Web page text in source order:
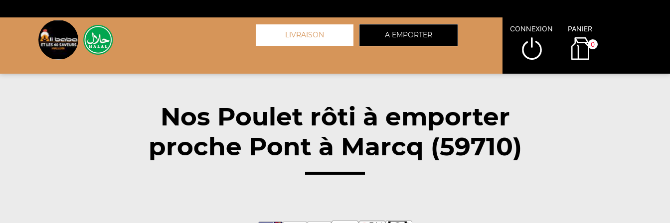
LIVRAISON A EMPORTER
CONNEXION PANIER
0
Nos Poulet rôti à emporter
proche Pont à Marcq (59710)